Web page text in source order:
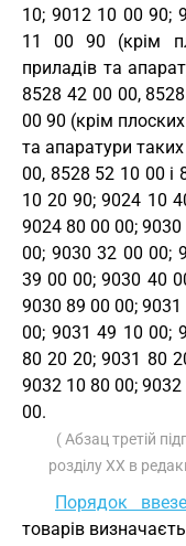
10; 9012 10 00 90;
11 00 90 (крім
приладів та
8528 42 00 00,
00 90 (крім
та апаратури
00, 8528 52 10 00 і
10 20 90; 9024 10
9024 80 00 00;
00; 9030 32 00 00;
39 00 00; 9030 40
9030 89 00 00;
00; 9031 49 10 00;
80 20 20; 9031 80
9032 10 80 00;
00.
( Абзац третій
розділу XX в
Порядок
товарів